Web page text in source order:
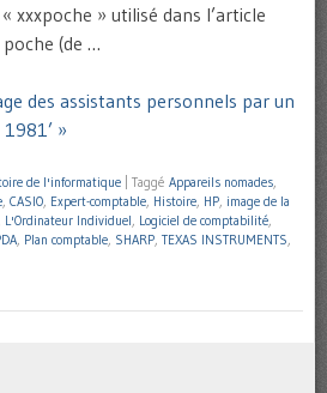
xxxpoche » utilisé dans l’article
(de …
des assistants personnels par un
»
de l'informatique Taggé Appareils nomades,
, CASIO, Expert-comptable, Histoire, HP, image de la
L'Ordinateur Individuel, Logiciel de comptabilité,
, Plan comptable, SHARP, TEXAS INSTRUMENTS,